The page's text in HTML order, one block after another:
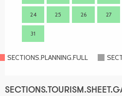
24 25 26 27
31
SECTIONS.PLANNING.FULL